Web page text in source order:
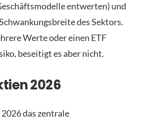
entwerten) und
des Sektors.
Werte oder einen ETF
beseitigt es aber nicht.
2026
das zentrale